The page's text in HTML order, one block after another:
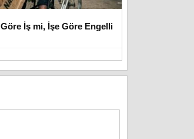
İş mi, İşe Göre Engelli